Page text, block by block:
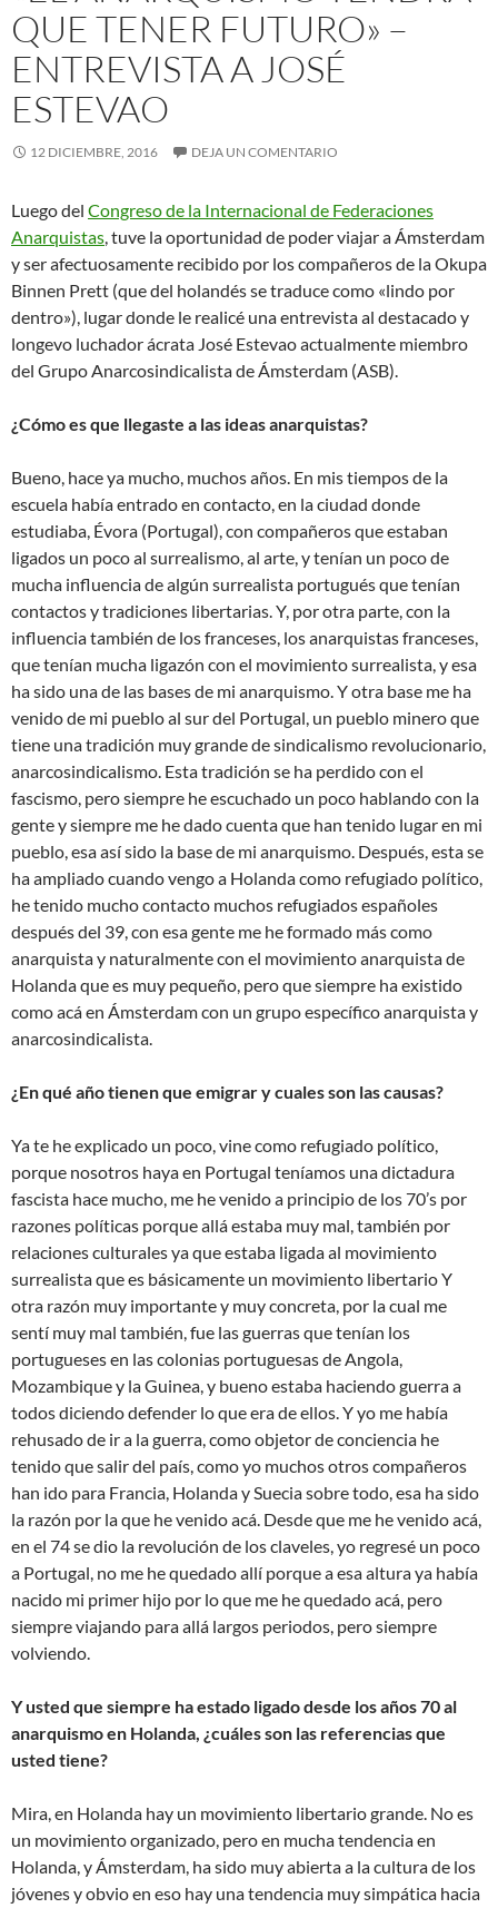
QUE TENER FUTURO» –
ENTREVISTA A JOSÉ
ESTEVAO
12 DICIEMBRE, 2016 DEJA UN COMENTARIO
Luego del Congreso de la Internacional de Federaciones
Anarquistas, tuve la oportunidad de poder viajar a Ámsterdam
y ser afectuosamente recibido por los compañeros de la Okupa
Binnen Prett (que del holandés se traduce como «lindo por
dentro»), lugar donde le realicé una entrevista al destacado y
longevo luchador ácrata José Estevao actualmente miembro
del GrupoAnarcosindicalista de Ámsterdam (ASB).
¿Cómo es que llegaste a las ideas anarquistas?
Bueno, hace ya mucho, muchos años. En mis tiempos de la
escuela había entrado en contacto, en la ciudad donde
estudiaba, Évora (Portugal), con compañeros que estaban
ligados un poco al surrealismo, al arte, y tenían un poco de
mucha influencia de algún surrealista portugués que tenían
contactos y tradiciones libertarias. Y, por otra parte, con la
influencia también de los franceses, los anarquistas franceses,
que tenían mucha ligazón con el movimiento surrealista, y esa
ha sido una de las bases de mi anarquismo. Y otra base me ha
venido de mi pueblo al sur del Portugal, un pueblo minero que
tiene una tradición muy grande de sindicalismo revolucionario,
anarcosindicalismo. Esta tradición se ha perdido con el
fascismo, pero siempre he escuchado un poco hablando con la
gente y siempre me he dado cuenta que han tenido lugar en mi
pueblo, esa así sido la base de mi anarquismo. Después, esta se
ha ampliado cuando vengo a Holanda como refugiado político,
he tenido mucho contacto muchos refugiados españoles
después del 39, con esa gente me he formado más como
anarquista y naturalmente con el movimiento anarquista de
Holanda que es muy pequeño, pero que siempre ha existido
como acá en Ámsterdam con un grupo específico anarquista y
anarcosindicalista.
¿En qué año tienen que emigrar y cuales son las causas?
Ya te he explicado un poco, vine como refugiado político,
porque nosotros haya en Portugal teníamos una dictadura
fascista hace mucho, me he venido a principio de los 70’s por
razones políticas porque allá estaba muy mal, también por
relaciones culturales ya que estaba ligada al movimiento
surrealista que es básicamente un movimiento libertario Y
otra razón muy importante y muy concreta, por la cual me
sentí muy mal también, fue las guerras que tenían los
portugueses en las colonias portuguesas de Angola,
Mozambique y la Guinea, y bueno estaba haciendo guerra a
todos diciendo defender lo que era de ellos. Y yo me había
rehusado de ir a la guerra, como objetor de conciencia he
tenido que salir del país, como yo muchos otros compañeros
han ido para Francia, Holanda y Suecia sobre todo, esa ha sido
la razón por la que he venido acá. Desde que me he venido acá,
en el 74 se dio la revolución de los claveles, yo regresé un poco
a Portugal, no me he quedado allí porque a esa altura ya había
nacido mi primer hijo por lo que me he quedado acá, pero
siempre viajando para allá largos periodos, pero siempre
volviendo.
Y usted que siempre ha estado ligado desde los años 70 al
anarquismo en Holanda, ¿cuáles son las referencias que
usted tiene?
Mira, en Holanda hay un movimiento libertario grande. No es
un movimiento organizado, pero en mucha tendencia en
Holanda, y Ámsterdam, ha sido muy abierta a la cultura de los
jóvenes y obvio en eso hay una tendencia muy simpática hacia